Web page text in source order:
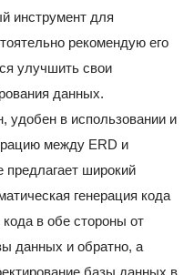
инструмент для
рекомендую его
улучшить свои
данных.
удобен в использовании и
между ERD и
широкий
генерация кода
кода в обе стороны от
данных и обратно, а
базы данных в